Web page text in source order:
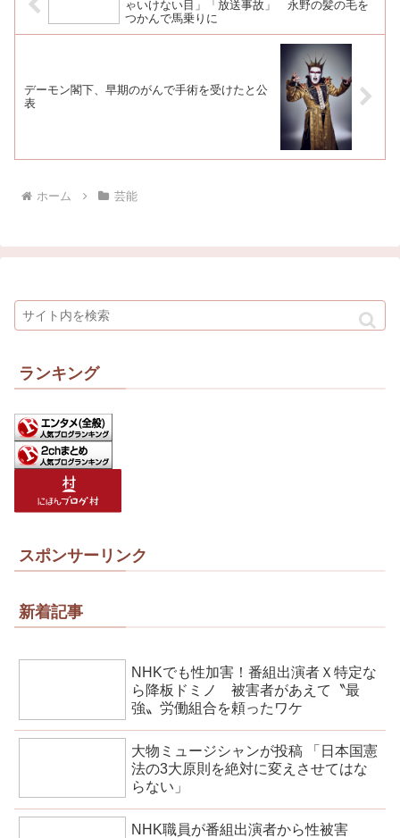
ゃいけない目」「放送事故」 永野の髪の毛を
つかんで馬乗りに
デーモン閣下、早期のがんで手術を受けたと公
表
ホーム 芸能
ランキング
スポンサーリンク
新着記事
NHKでも性加害！番組出演者Ｘ特定な
ら降板ドミノ 被害者があえて〝最
強〟労働組合を頼ったワケ
大物ミュージシャンが投稿 「日本国憲
法の3大原則を絶対に変えさせてはな
らない」
NHK職員が番組出演者から性被害